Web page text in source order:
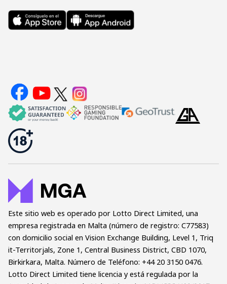
más
grandes
de
la
historia
Este sitio web es operado por Lotto Direct Limited, una
empresa registrada en Malta (número de registro: C77583)
con domicilio social en Vision Exchange Building, Level 1, Triq
it-Territorjals, Zone 1, Central Business District, CBD 1070,
Birkirkara, Malta. Número de Teléfono: +44 20 3150 0476.
Lotto Direct Limited tiene licencia y está regulada por la